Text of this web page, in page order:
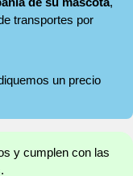
transportes por
un precio
y cumplen con las